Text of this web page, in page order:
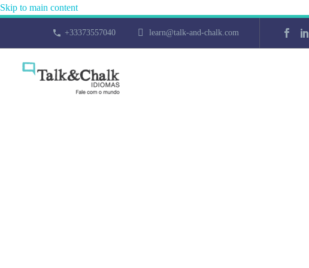
Skip to main content
+33373557040 learn@talk-and-chalk.com